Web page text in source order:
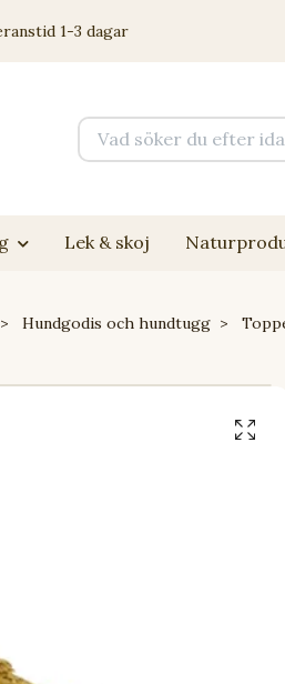
1-3 dagar
Lek & skoj
Hundgodis och hundtugg